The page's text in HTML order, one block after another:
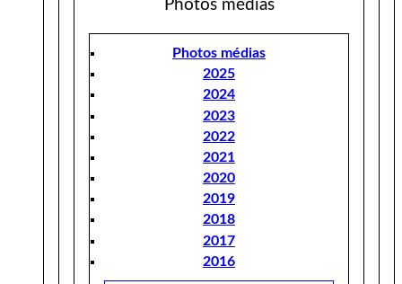
Photos médias
Photos médias
2025
2024
2023
2022
2021
2020
2019
2018
2017
2016